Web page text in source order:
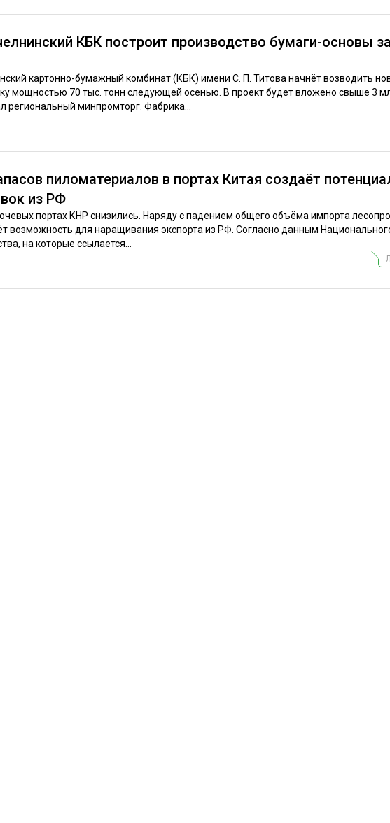
КБК построит производство бумаги-основы
картонно-бумажный комбинат (КБК) имени С. П. Титова начнёт возводить
мощностью 70 тыс. тонн следующей осенью. В проект будет вложено свыше 3
региональный минпромторг. Фабрика...
пиломатериалов в портах Китая создаёт
из РФ
портах КНР снизились. Наряду с падением общего объёма импорта
возможность для наращивания экспорта из РФ. Согласно данным
на которые ссылается...